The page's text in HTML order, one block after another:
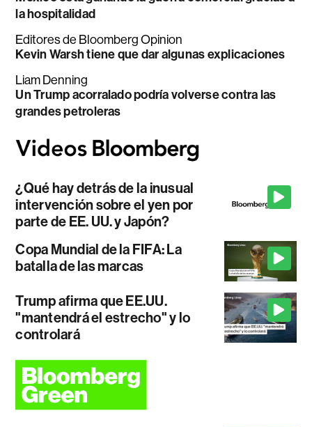
la hospitalidad
Editores de Bloomberg Opinion
Kevin Warsh tiene que dar algunas explicaciones
Liam Denning
Un Trump acorralado podría volverse contra las
grandes petroleras
¿Qué hay detrás de la inusual
intervención sobre el yen por
parte de EE. UU. y Japón?
Copa Mundial de la FIFA: La
batalla de las marcas
Trump afirma que EE.UU.
"mantendrá el estrecho" y lo
controlará